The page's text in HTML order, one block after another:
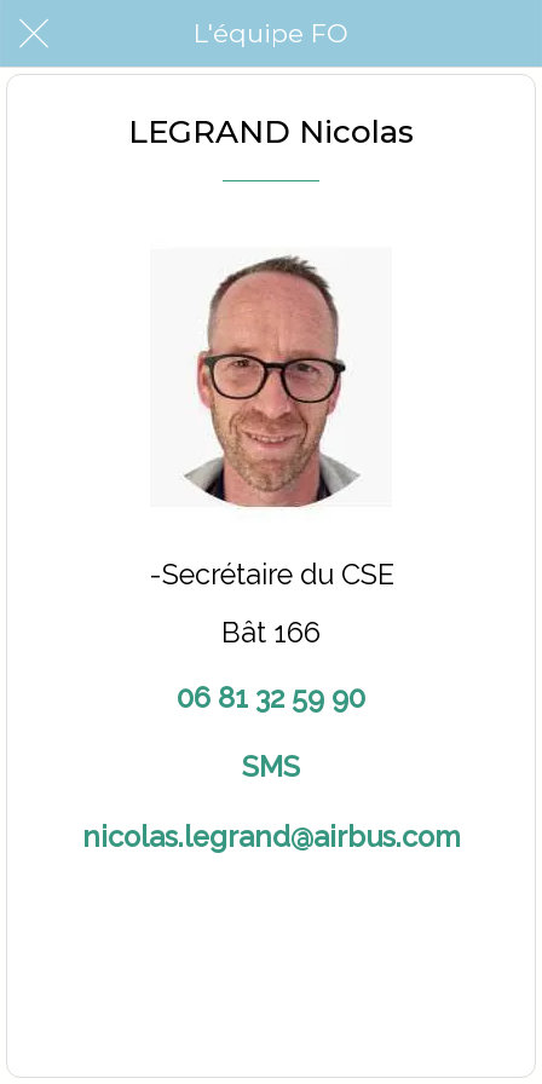
L'équipe FO
LEGRAND Nicolas
-Secrétaire du CSE
Bât 166
06 81 32 59 90
SMS
nicolas.legrand@airbus.com